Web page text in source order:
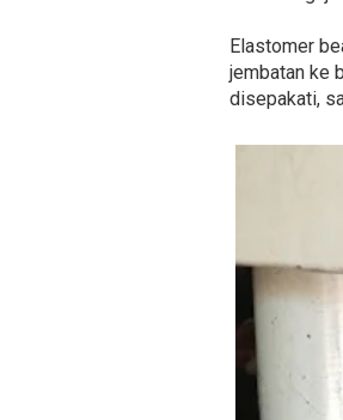
Elastomer
jembatan ke
disepakati,